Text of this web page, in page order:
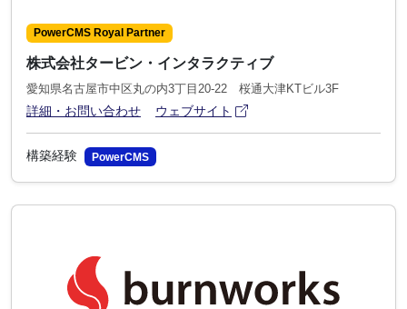
PowerCMS Royal Partner
株式会社タービン・インタラクティブ
愛知県名古屋市中区丸の内3丁目20-22 桜通大津KTビル3F
詳細・お問い合わせ ウェブサイト
構築経験 PowerCMS